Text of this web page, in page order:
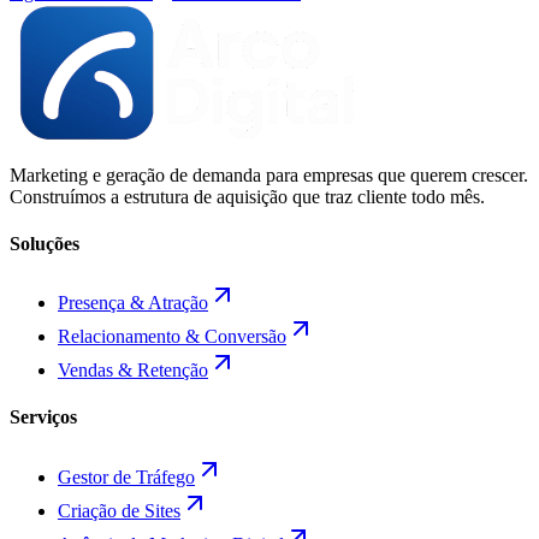
Marketing e geração de demanda para empresas que querem crescer.
Construímos a estrutura de aquisição que traz cliente todo mês.
Soluções
Presença & Atração
Relacionamento & Conversão
Vendas & Retenção
Serviços
Gestor de Tráfego
Criação de Sites